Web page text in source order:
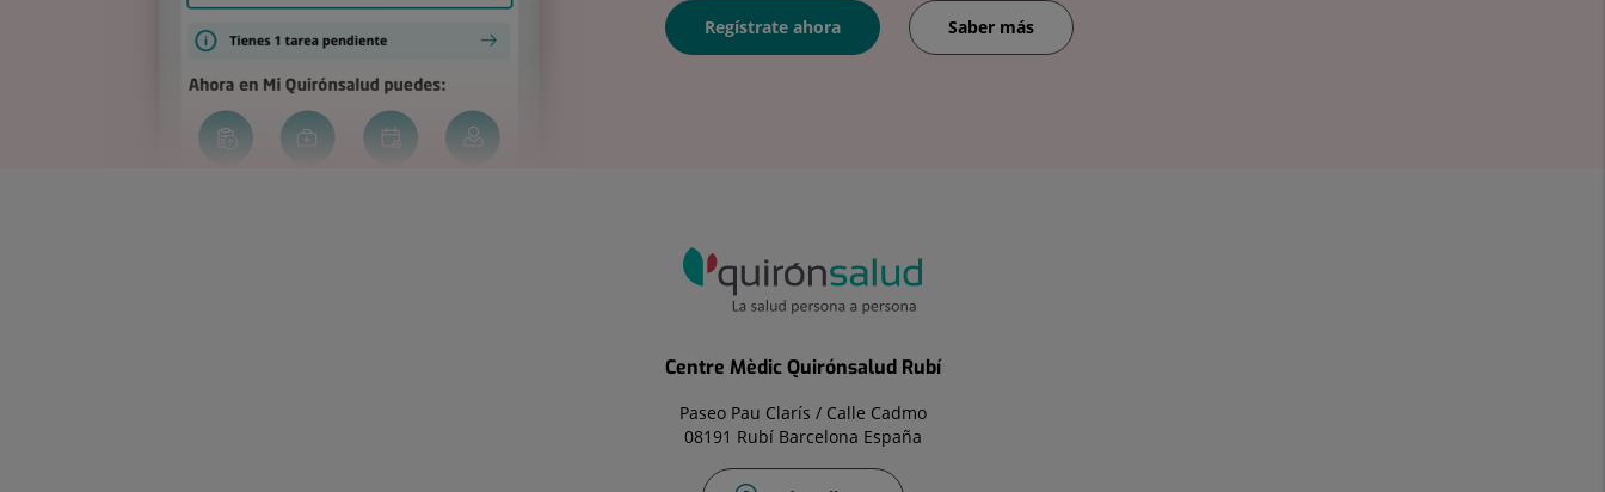
Regístrate ahora Saber más
Centre Mèdic Quirónsalud Rubí
Paseo Pau Clarís / Calle Cadmo
08191 Rubí Barcelona España